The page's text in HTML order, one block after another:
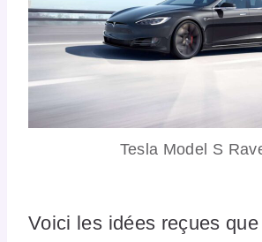
Tesla Model S
Voici les idées reçues